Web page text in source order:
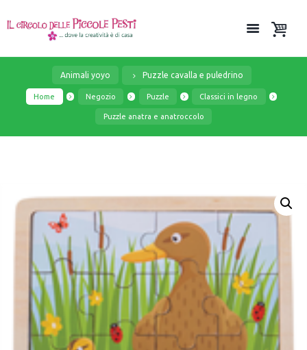
Animali yoyo Puzzle cavalla e puledrino
Home Negozio Puzzle Classici in legno
Puzzle anatra e anatroccolo